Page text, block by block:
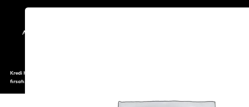
Kredi Kartı ile 12 aya varan taksitli alışveriş imkanı. Üstelik ilk 6 taksite %0 komisyon
fırsatı.